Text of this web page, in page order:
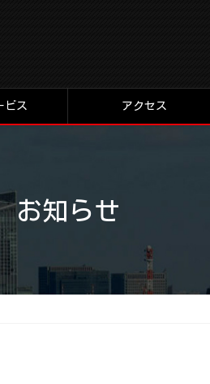
ビス アクセス
お知らせ